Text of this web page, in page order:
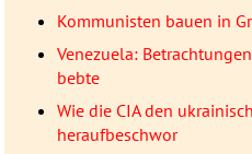
Kommunisten bauen in
Venezuela:
bebte
Wie die CIA den
heraufbeschwor